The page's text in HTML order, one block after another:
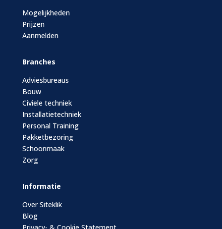
Mogelijkheden
Prijzen
Aanmelden
Branches
Adviesbureaus
Bouw
Civiele techniek
Installatietechniek
Personal Training
Pakketbezoring
Schoonmaak
Zorg
Informatie
Over Siteklik
Blog